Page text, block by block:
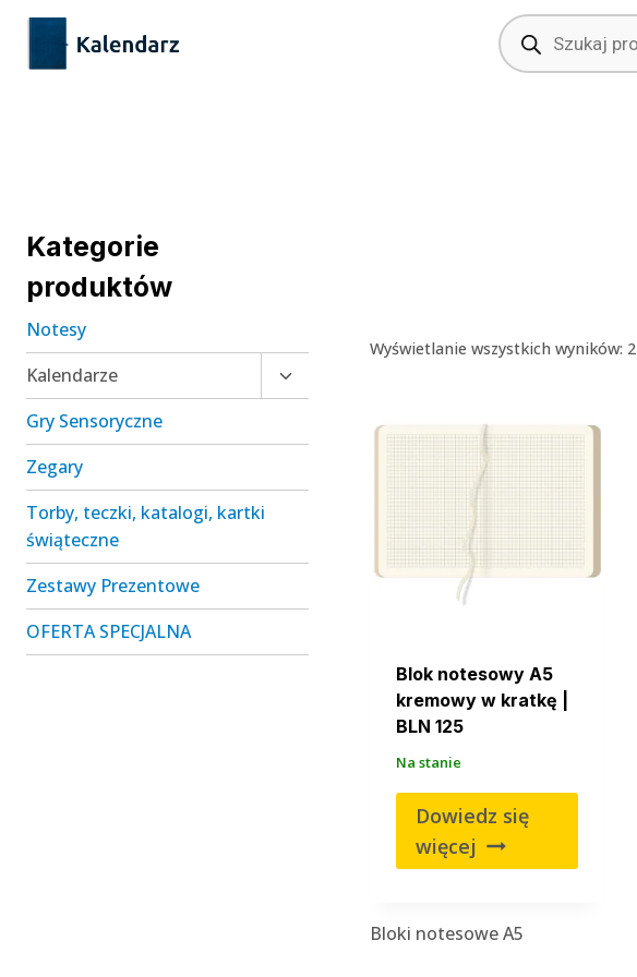
treści
Przejdź
treści
Wyszukiwarka
produktów
Wyświetlanie wszystkich wyników: 2
Blok notesowy A5
kremowy w kratkę |
BLN 125
Na stanie
Dowiedz się
więcej
Bloki notesowe A5
Kategorie
produktów
Notesy
Kalendarze
Przełącz
menu
podrzędne
Gry Sensoryczne
Zegary
Torby, teczki, katalogi, kartki
świąteczne
Zestawy Prezentowe
OFERTA SPECJALNA